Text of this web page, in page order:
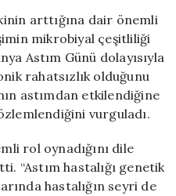
Riskini
Artırıyor:
Çocuklarınızı
Doğayla
Buluşturun!
için
arttığına dair önemli
mikrobiyal çeşitliliği
Astım Günü dolayısıyla
rahatsızlık olduğunu
astımdan etkilendiğine
vurguladı.
rol oynadığını dile
“Astım hastalığı genetik
hastalığın seyri de